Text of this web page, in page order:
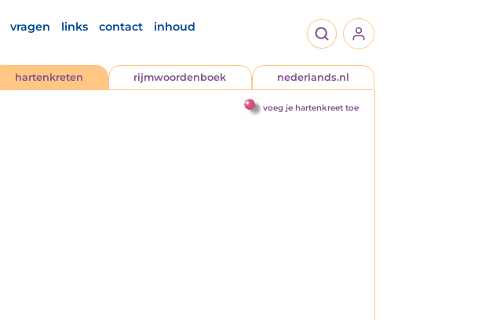
vragen links contact inhoud
hartenkreten rijmwoordenboek nederlands.nl
voeg je hartenkreet toe